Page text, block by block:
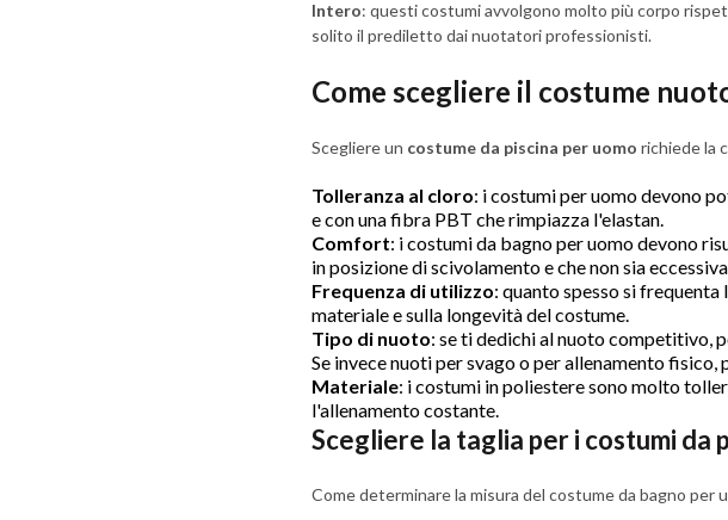
Intero: questi costumi avvolgono molto più corpo
solito il prediletto dai nuotatori professionisti.
Come scegliere il costume
Scegliere un costume da piscina per uomo richiede la
Tolleranza al cloro: i costumi per uomo devono
e con una fibra PBT che rimpiazza l'elastan.
Comfort: i costumi da bagno per uomo devono
in posizione di scivolamento e che non sia
Frequenza di utilizzo: quanto spesso si
materiale e sulla longevità del costume.
Tipo di nuoto: se ti dedichi al nuoto competitivo,
Se invece nuoti per svago o per allenamento
Materiale: i costumi in poliestere sono molto
l'allenamento costante.
Scegliere la taglia per i costumi da
Come determinare la misura del costume da bagno per